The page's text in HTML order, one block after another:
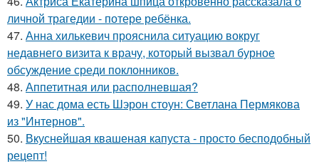
личной трагедии - потере ребёнка.
47. Анна хилькевич прояснила ситуацию вокруг
недавнего визита к врачу, который вызвал бурное
обсуждение среди поклонников.
48. Аппетитная или располневшая?
49. У нас дома есть Шэрон стоун: Светлана Пермякова
из "Интернов".
50. Вкуснейшая квашеная капуста - просто бесподобный
рецепт!